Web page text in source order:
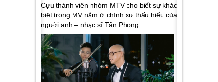
Cựu thành viên nhóm MTV cho biết sự khác
biệt trong MV nằm ở chính sự thấu hiểu của
người anh – nhạc sĩ Tấn Phong.